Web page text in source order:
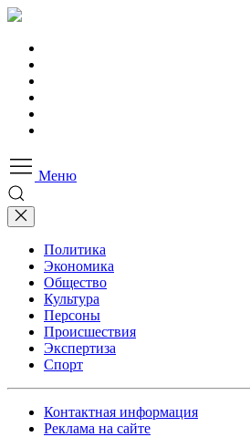
Меню
Политика
Экономика
Общество
Культура
Персоны
Происшествия
Экспертиза
Спорт
Контактная информация
Реклама на сайте